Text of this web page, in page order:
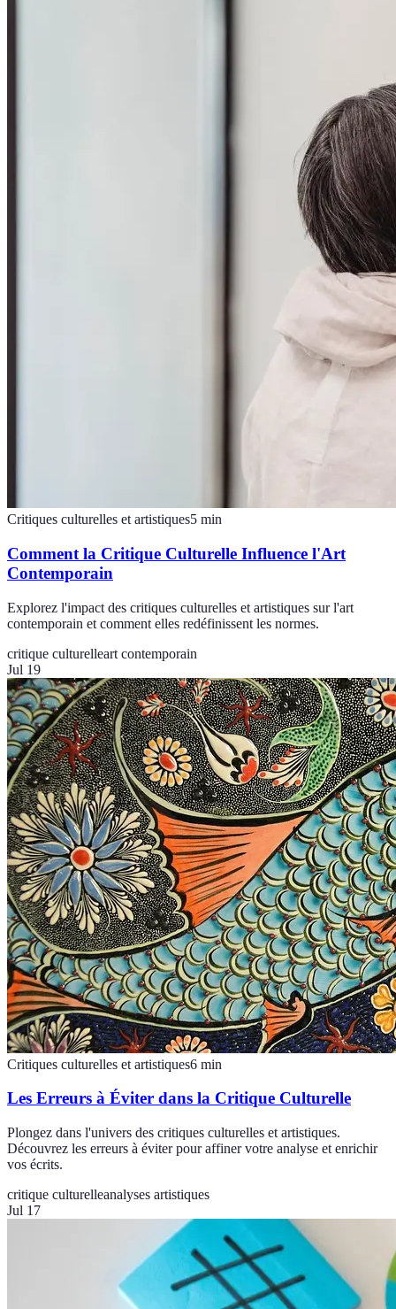
Critiques culturelles et artistiques5 min
Comment la Critique Culturelle Influence l'Art
Contemporain
Explorez l'impact des critiques culturelles et artistiques sur l'art
contemporain et comment elles redéfinissent les normes.
critique culturelleart contemporain
Jul 19
Critiques culturelles et artistiques6 min
Les Erreurs à Éviter dans la Critique Culturelle
Plongez dans l'univers des critiques culturelles et artistiques.
Découvrez les erreurs à éviter pour affiner votre analyse et enrichir
vos écrits.
critique culturelleanalyses artistiques
Jul 17